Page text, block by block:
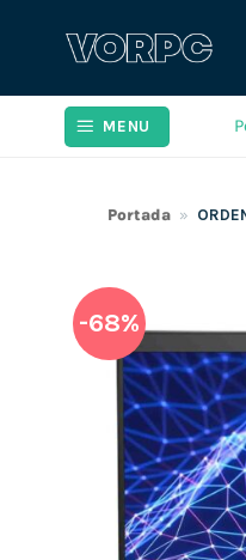
MENU
Portada »
-68%